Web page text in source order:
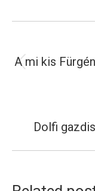
A mi kis
Dolfi